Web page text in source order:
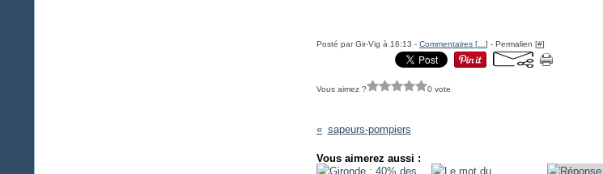
Posté par Gir-Vig à 16:13 - Commentaires [ ] - Permalien [#]
Vous aimez ? 0 vote
sapeurs-pompiers
Vous aimerez aussi :